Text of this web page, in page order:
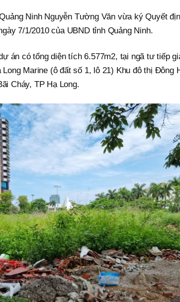
Ninh Nguyễn Tường Văn vừa ký Quyết
7/1/2010 của UBND tỉnh Quảng Ninh.
án có tổng diện tích 6.577m2, tại ngã tư tiếp
Marine (ô đất số 1, lô 21) Khu đô thị Đông
Cháy, TP Hạ Long.